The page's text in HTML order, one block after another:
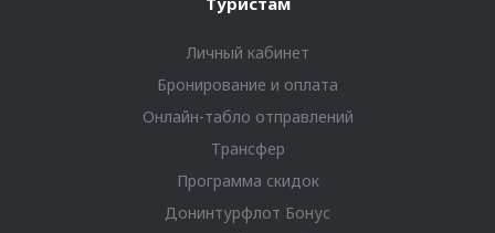
Личный кабинет
Бронирование и оплата
Онлайн-табло отправлений
Трансфер
Программа скидок
Донинтурфлот Бонус